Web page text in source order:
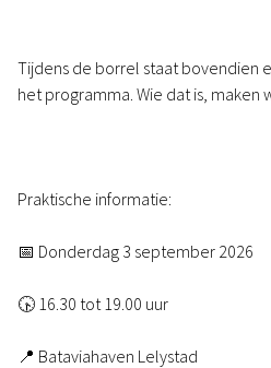
Tijdens de borrel staat bovendien
het programma. Wie dat is, maken
Praktische informatie:
📅 Donderdag 3 september 2026
🕟 16.30 tot 19.00 uur
📍 Bataviahaven Lelystad